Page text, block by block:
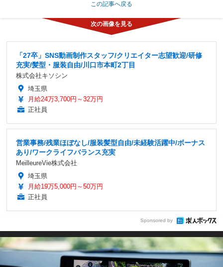
この記事へ戻る
「27卒」SNS動画制作スタッフ/クリエイター志望歓迎/研修
充実/髪型・服装自由/川口市本町2丁目
株式会社キソシン
埼玉県
月給24万3,700円～32万円
正社員
営業事務/残業ほぼなし/服装髪型自由/未経験活躍中/ボーナス
あり/ワークライフバランス充実
MeilleureVie株式会社
埼玉県
月給19万5,000円～50万円
正社員
Sponsored by